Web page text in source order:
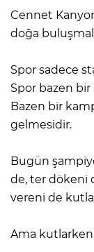
Cennet
doğa
Spor sadece
Spor bazen
Bazen bir
gelmesidir.
Bugün
de, ter dökeni
vereni de
Ama